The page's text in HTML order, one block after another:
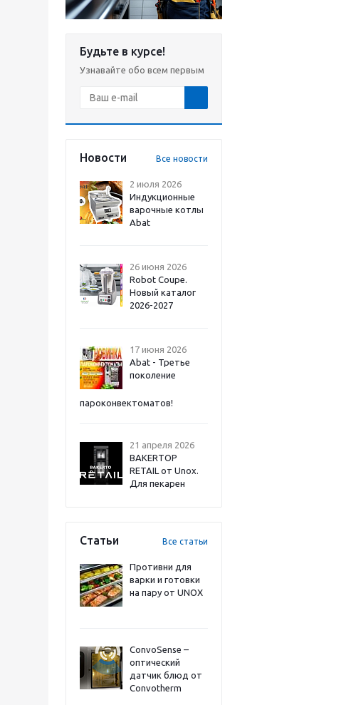
Будьте в курсе!
Узнавайте обо всем первым
Новости Все новости
2 июля 2026
Индукционные
варочные котлы
Abat
26 июня 2026
Robot Coupe.
Новый каталог
2026-2027
17 июня 2026
Abat - Третье
поколение
пароконвектоматов!
21 апреля 2026
BAKERTOP
RETAIL от Unox.
Для пекарен
Статьи Все статьи
Противни для
варки и готовки
на пару от UNOX
ConvoSense –
оптический
датчик блюд от
Convotherm